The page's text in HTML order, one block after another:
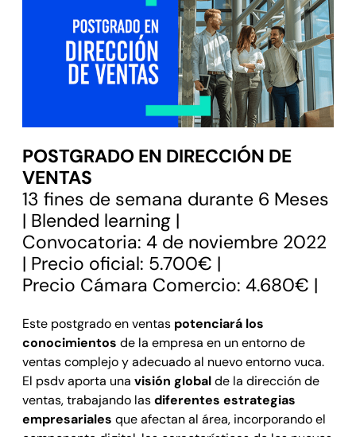
POSTGRADO EN DIRECCIÓN DE
VENTAS
13 fines de semana durante 6 Meses
| Blended learning |
Convocatoria: 4 de noviembre 2022
| Precio oficial: 5.700€ |
Precio Cámara Comercio: 4.680€ |
Este postgrado en ventas potenciará los
conocimientos de la empresa en un entorno de
ventas complejo y adecuado al nuevo entorno vuca.
El psdv aporta una visión globalde la dirección de
ventas, trabajando lasdiferentes estrategias
empresariales que afectan al área, incorporando el